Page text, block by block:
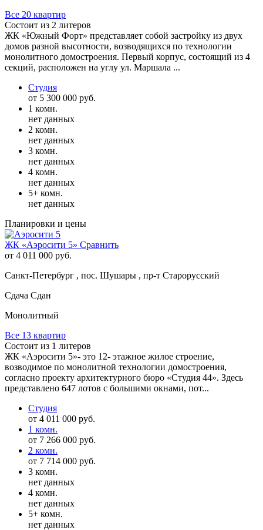
Все 20 квартир
Состоит из 2 литеров
ЖК «Южный Форт» представляет собой застройку из двух
домов разной высотности, возводящихся по технологии
монолитного домостроения. Первый корпус, состоящий из 4
секций, расположен на углу ул. Маршала ...
Студия
от 5 300 000 руб.
1 комн.
нет данных
2 комн.
нет данных
3 комн.
нет данных
4 комн.
нет данных
5+ комн.
нет данных
Планировки и цены
ЖК «Аэросити 5» Сравнить
от 4 011 000 руб.
Санкт-Петербург , пос. Шушары , пр-т Старорусский
Сдача Сдан
Монолитный
Все 13 квартир
Состоит из 1 литеров
ЖК «Аэросити 5»- это 12- этажное жилое строение,
возводимое по монолитной технологии домостроения,
согласно проекту архитектурного бюро «Студия 44». Здесь
представлено 647 лотов с большими окнами, пот...
Студия
от 4 011 000 руб.
1 комн.
от 7 266 000 руб.
2 комн.
от 7 714 000 руб.
3 комн.
нет данных
4 комн.
нет данных
5+ комн.
нет данных